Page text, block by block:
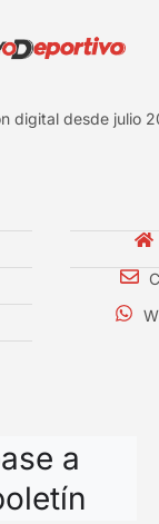
digital desde julio
a